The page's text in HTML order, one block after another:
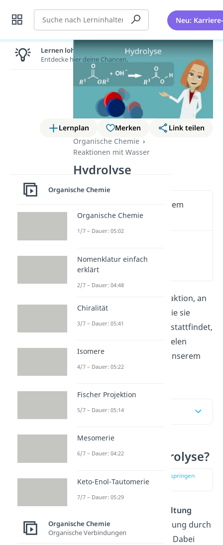
Suche Neu:
Lernplan Merken
Link teilen
Organische Chemie
Reaktionen mit Wasser
Hydrolyse
Wichtige Inhalte in diesem
Video
Hydrolyse?
Eine Hydrolyse ist eine Reaktion, an
der Wasser beteiligt ist. Wie sie
genau abläuft und wo sie stattfindet,
erklären wir dir hier mit vielen
Beispielen oder direkt in unserem
Video!
Inhaltsübersicht
Was ist eine Hydrolyse?
zur Stelle im Video springen
(00:14)
Spaltung
einer chemischen Verbindung durch
eine Reaktion mit Wasser. Dabei
Lernen lohnt sich!
Entdecke hier deine Chancen.
Organische Chemie
Organische Chemie
1/7 – Dauer: 05:02
Nomenklatur einfach
erklärt
2/7 – Dauer: 04:48
Chiralität
3/7 – Dauer: 05:41
Isomere
4/7 – Dauer: 05:22
Fischer Projektion
5/7 – Dauer: 05:14
Mesomerie
6/7 – Dauer: 04:22
Keto-Enol-Tautomerie
7/7 – Dauer: 05:29
Organische Chemie
Organische Verbindungen